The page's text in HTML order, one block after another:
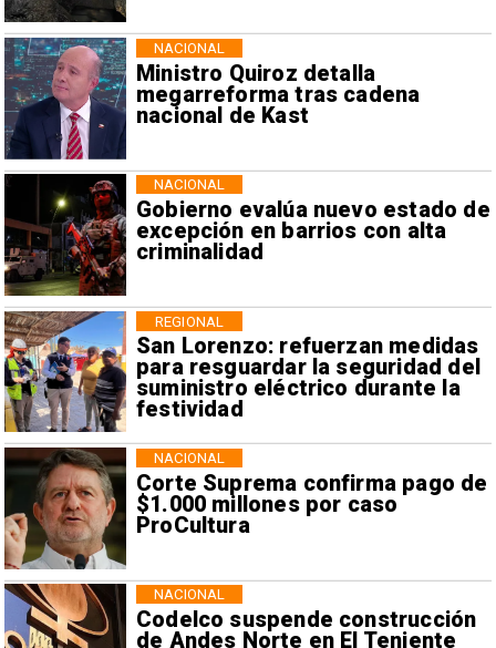
Ministro Quiroz detalla
megarreforma tras cadena
nacional de Kast
NACIONAL
Gobierno evalúa nuevo estado de
excepción en barrios con alta
criminalidad
NACIONAL
San Lorenzo: refuerzan medidas
para resguardar la seguridad del
suministro eléctrico durante la
festividad
REGIONAL
Corte Suprema confirma pago de
$1.000 millones por caso
ProCultura
NACIONAL
Codelco suspende construcción
de Andes Norte en El Teniente
NACIONAL